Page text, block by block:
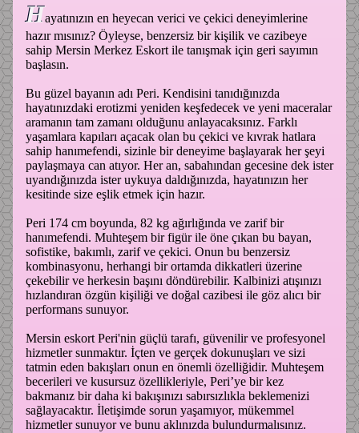
Hayatınızın en heyecan verici ve çekici deneyimlerine
hazır mısınız? Öyleyse, benzersiz bir kişilik ve cazibeye
sahip Mersin Merkez Eskort ile tanışmak için geri sayımın
başlasın.
Bu güzel bayanın adı Peri. Kendisini tanıdığınızda
hayatınızdaki erotizmi yeniden keşfedecek ve yeni maceralar
aramanın tam zamanı olduğunu anlayacaksınız. Farklı
yaşamlara kapıları açacak olan bu çekici ve kıvrak hatlara
sahip hanımefendi, sizinle bir deneyime başlayarak her şeyi
paylaşmaya can atıyor. Her an, sabahından gecesine dek ister
uyandığınızda ister uykuya daldığınızda, hayatınızın her
kesitinde size eşlik etmek için hazır.
Peri 174 cm boyunda, 82 kg ağırlığında ve zarif bir
hanımefendi. Muhteşem bir figür ile öne çıkan bu bayan,
sofistike, bakımlı, zarif ve çekici. Onun bu benzersiz
kombinasyonu, herhangi bir ortamda dikkatleri üzerine
çekebilir ve herkesin başını döndürebilir. Kalbinizi atışınızı
hızlandıran özgün kişiliği ve doğal cazibesi ile göz alıcı bir
performans sunuyor.
Mersin eskort Peri'nin güçlü tarafı, güvenilir ve profesyonel
hizmetler sunmaktır. İçten ve gerçek dokunuşları ve sizi
tatmin eden bakışları onun en önemli özelliğidir. Muhteşem
becerileri ve kusursuz özellikleriyle, Peri’ye bir kez
bakmanız bir daha ki bakışınızı sabırsızlıkla beklemenizi
sağlayacaktır. İletişimde sorun yaşamıyor, mükemmel
hizmetler sunuyor ve bunu aklınızda bulundurmalısınız.